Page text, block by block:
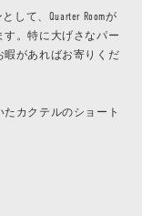
して、Quarter Roomが
。特に大げさなパー
暇があればお寄りくだ
カクテルのショート